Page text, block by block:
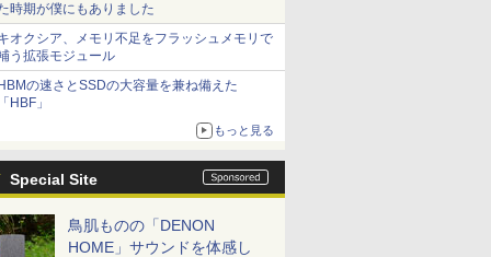
時期が僕にもありました
オクシア、メモリ不足をフラッシュメモリで
う拡張モジュール
の速さとSSDの大容量を兼ね備えた
HBF」
もっと見る
Special Site
鳥肌ものの「DENON
HOME」サウンドを体感し